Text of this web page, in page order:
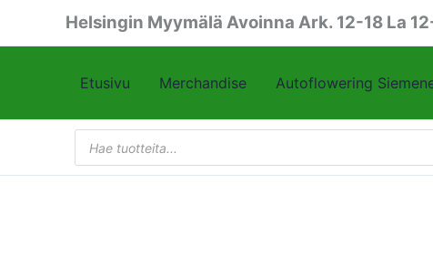
Helsingin Myymälä Avoinna Ark. 12-18 La
Etusivu Merchandise Autoflowering
Products
search